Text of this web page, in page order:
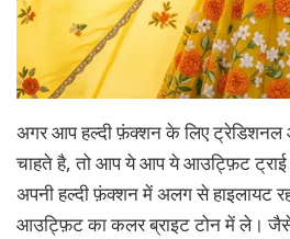
अगर आप हल्दी फ़ंक्शन के लिए ट्रेडिशनल
चाहते है, तो आप ये आप ये आउट्फ़िट
अपनी हल्दी फ़ंक्शन में अलग से हाइलायट
आउट्फ़िट का कलर ब्राइट टोन में ले।